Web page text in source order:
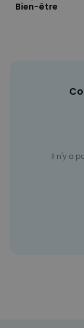
Bien-être
Il n'y a